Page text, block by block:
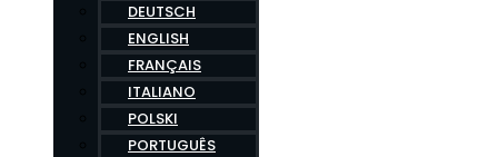
DEUTSCH
ENGLISH
FRANÇAIS
ITALIANO
POLSKI
PORTUGUÊS